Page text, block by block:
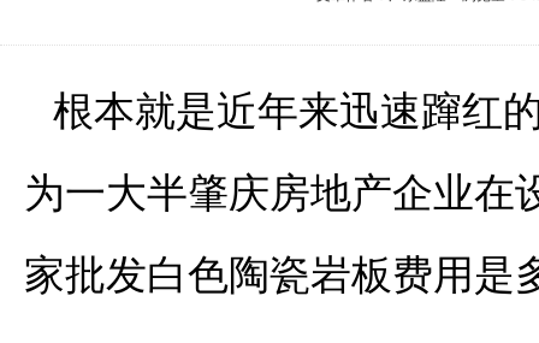
根本就是近年来迅速蹿红
为一大半肇庆房地产企业在
家批发白色陶瓷岩板费用是